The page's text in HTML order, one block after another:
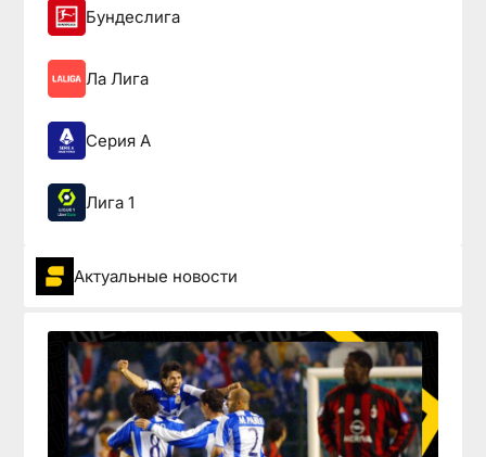
Бундеслига
Ла Лига
Серия А
Лига 1
Актуальные новости